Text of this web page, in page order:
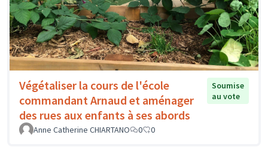
Végétaliser la cours de l'école
commandant Arnaud et aménager
des rues aux enfants à ses abords
Soumise
au vote
Anne Catherine CHIARTANO 0 0